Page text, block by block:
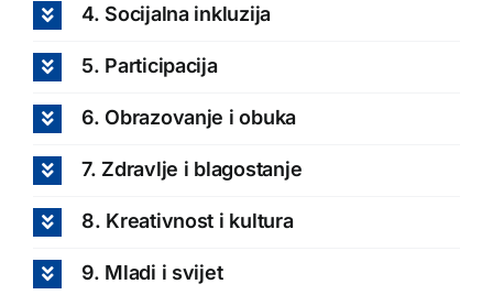
4. Socijalna inkluzija
5. Participacija
6. Obrazovanje i obuka
7. Zdravlje i blagostanje
8. Kreativnost i kultura
9. Mladi i svijet